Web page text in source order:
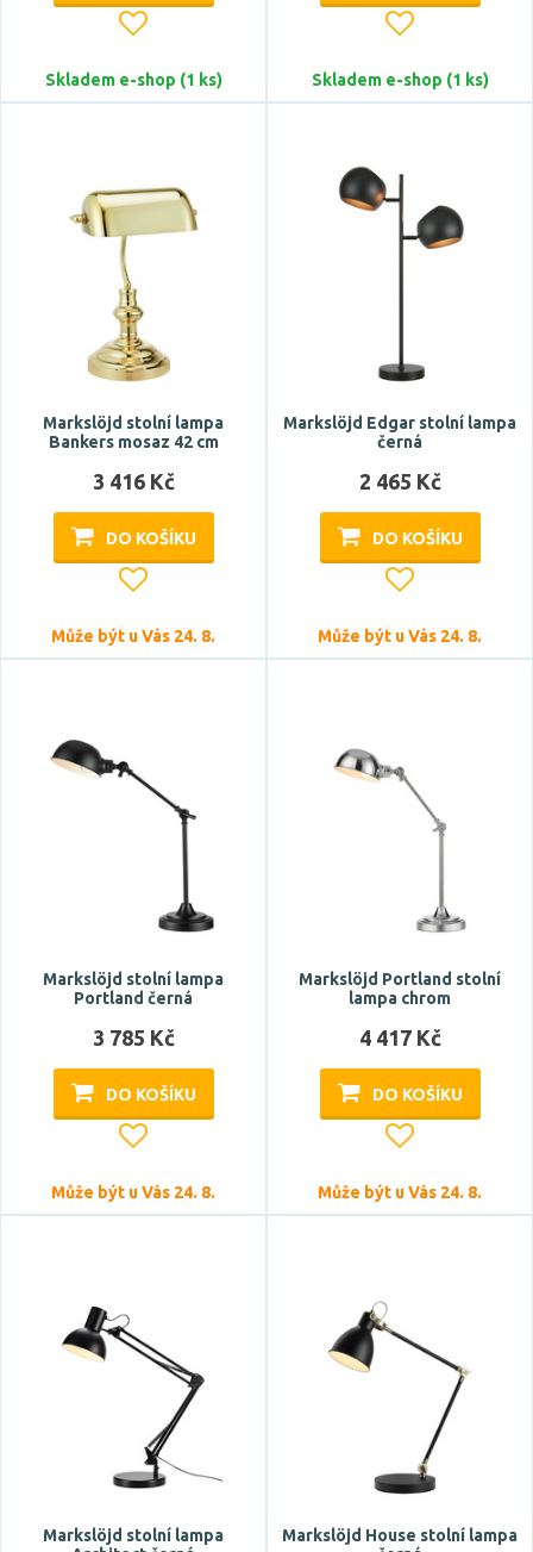
35 mm
39 mm
55x55 mm
Montážní hloubka
Skladem e-shop (1 ks) Skladem e-shop (1 ks)
Markslöjd stolní lampa
Bankers mosaz 42 cm
3 416 Kč
DO KOŠÍKU
Může být u Vás 24. 8.
Markslöjd Edgar stolní lampa
černá
2 465 Kč
DO KOŠÍKU
Může být u Vás 24. 8.
Markslöjd stolní lampa
Portland černá
3 785 Kč
DO KOŠÍKU
Může být u Vás 24. 8.
Markslöjd Portland stolní
lampa chrom
4 417 Kč
DO KOŠÍKU
Může být u Vás 24. 8.
Markslöjd stolní lampa
Markslöjd House stolní lampa